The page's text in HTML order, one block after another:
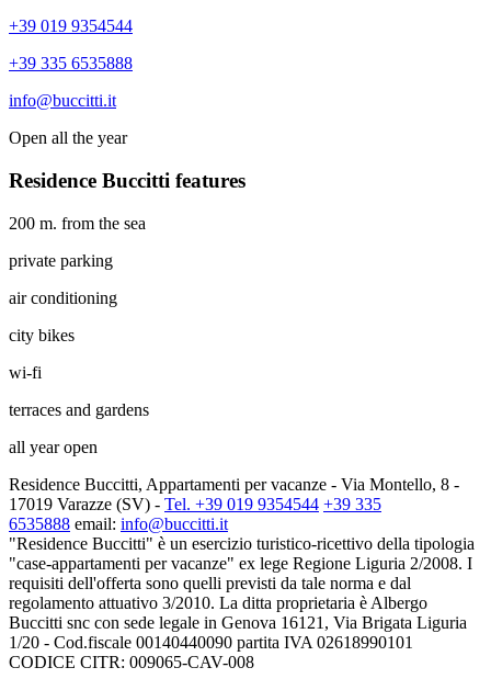
+39 019 9354544
+39 335 6535888
info@buccitti.it
Open all the year
Residence Buccitti features
200 m. from the sea
private parking
air conditioning
city bikes
wi-fi
terraces and gardens
all year open
Residence Buccitti, Appartamenti per vacanze - Via Montello, 8 -
17019 Varazze (SV) - Tel. +39 019 9354544 +39 335
6535888 email: info@buccitti.it
"Residence Buccitti" è un esercizio turistico-ricettivo della tipologia
"case-appartamenti per vacanze" ex lege Regione Liguria 2/2008. I
requisiti dell'offerta sono quelli previsti da tale norma e dal
regolamento attuativo 3/2010. La ditta proprietaria è Albergo
Buccitti snc con sede legale in Genova 16121, Via Brigata Liguria
1/20 - Cod.fiscale 00140440090 partita IVA 02618990101
CODICE CITR: 009065-CAV-008